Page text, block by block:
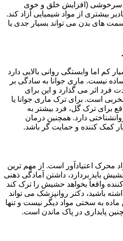
سرخوشی (افزایش خلق و خوی
بیشتری از مواد شیمیایی آزاد کند.
های بدن می تواند بسیار جدی یا
کم اما وابستگی روانی بالایی دارد
نیست. ماری جوانا به سادگی بر
فرد اثر می گذارد و این برای
مخربی است. برای ترک ماری جوانا یا
برای ترک گل، فرد بیشتر به
دارد. همچنین درمان
کمک کننده و حمایت گر باشد.
محرک اعتیادآور است. از مهم ترین
باید بردارد، داشتن آمادگی ذهنی
واقعاً بخواهد حشیش را ترک کند
باشید، دکتر روانپزشک می تواند
ماده به سختی مواد دیگر نیست و تنها
پایداری در پاک ماندن است.